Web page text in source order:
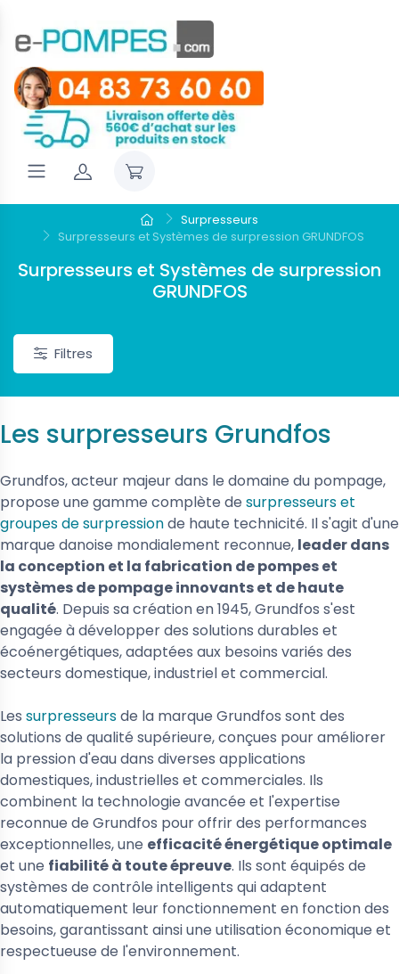
Surpresseurs
Surpresseurs et Systèmes de surpression GRUNDFOS
Surpresseurs et Systèmes de surpression
GRUNDFOS
Filtres
Les surpresseurs Grundfos
Grundfos, acteur majeur dans le domaine du pompage,
propose une gamme complète de surpresseurs et
groupes de surpressionde haute technicité. Il s'agit d'une
marque danoise mondialement reconnue, leader dans
la conception et la fabrication de pompes et
systèmes de pompage innovants et de haute
qualité. Depuis sa création en 1945, Grundfos s'est
engagée à développer des solutions durables et
écoénergétiques, adaptées aux besoins variés des
secteurs domestique, industriel et commercial.
Les surpresseursde la marque Grundfos sont des
solutions de qualité supérieure, conçues pour améliorer
la pression d'eau dans diverses applications
domestiques, industrielles et commerciales. Ils
combinent la technologie avancée et l'expertise
reconnue de Grundfos pour offrir des performances
exceptionnelles, une efficacité énergétique optimale
et une fiabilité à toute épreuve. Ils sont équipés de
systèmes de contrôle intelligents qui adaptent
automatiquement leur fonctionnement en fonction des
besoins, garantissant ainsi une utilisation économique et
respectueuse de l'environnement.